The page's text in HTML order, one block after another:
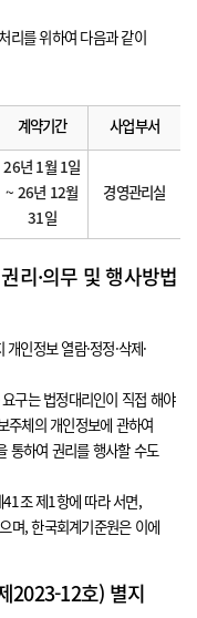
리를 위하여 다음과 같이
계약기간 사업부서
26년 1월 1일
~ 26년 12월
31일
경영관리실
리·의무 및 행사방법
인정보 열람·정정·삭제·
구는 법정대리인이 직접 해야
주체의 개인정보에 관하여
통하여 권리를 행사할 수도
조 제1항에 따라 서면,
며, 한국회계기준원은 이에
2023-12호) 별지